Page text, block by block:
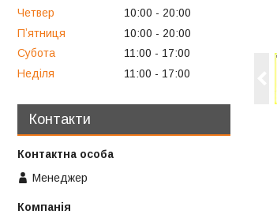
Четвер
10:00
20:00
Пʼятниця
10:00
20:00
Субота
11:00
17:00
Неділя
11:00 17:00
Контакти
Менеджер